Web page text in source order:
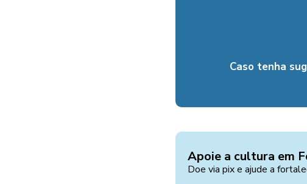
Caso tenha
Apoie a cultura em
Doe via pix e ajude a